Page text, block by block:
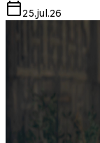
25.jul.26